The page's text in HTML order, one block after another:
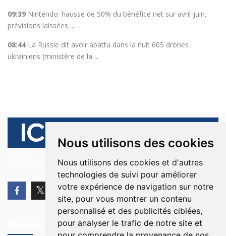
Nous utilisons des cookies
Nous utilisons des cookies et d'autres
technologies de suivi pour améliorer
votre expérience de navigation sur notre
site, pour vous montrer un contenu
personnalisé et des publicités ciblées,
pour analyser le trafic de notre site et
09:39 Nintendo: hausse de 50% du bénéfice net sur avril-juin,
prévisions laissées ...
08:44 La Russie dit avoir abattu dans la nuit 605 drones
ukrainiens (ministère de la ...
© 2026 Ici Beyrouth. Tous les droits sont réservés.